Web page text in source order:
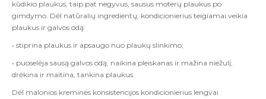
kūdikio plaukus, taip pat negyvus, sausus moterų plaukus po
gimdymo. Dėl natūralių ingredientų, kondicionierius teigiamai veikia
plaukus ir galvos odą:
• stiprina plaukus ir apsaugo nuo plaukų slinkimo;
• puoselėja sausą galvos odą, naikina pleiskanas ir mažina niežulį;
drėkina ir maitina, tankina plaukus.
Dėl malonios kreminės konsistencijos kondicionierius lengvai